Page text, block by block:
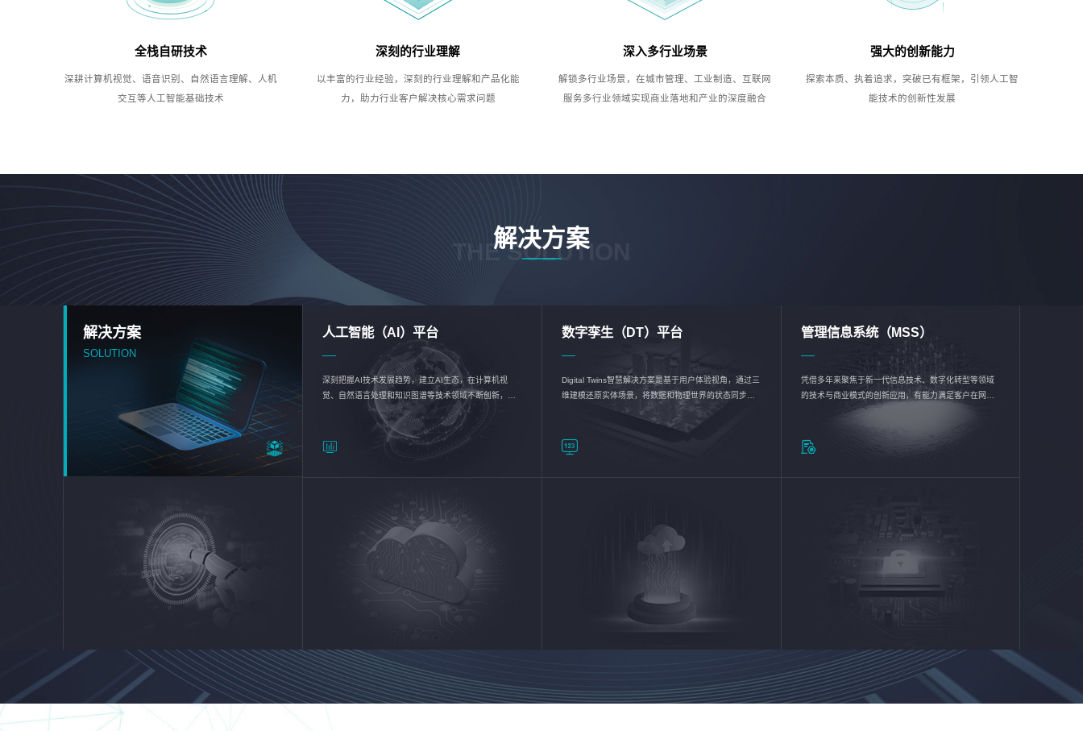
全栈自研技术
深耕计算机视觉、语音识别、自然语言理解、人机
交互等人工智能基础技术
深刻的行业理解
以丰富的行业经验，深刻的行业理解和产品化能
力，助力行业客户解决核心需求问题
深入多行业场景
解锁多行业场景，在城市管理、工业制造、互联网
服务多行业领域实现商业落地和产业的深度融合
强大的创新能力
探索本质、执着追求，突破已有框架，引领人工智
能技术的创新性发展
解决方案
THE SOLUTION
解决方案
SOLUTION
人工智能（AI）平台
深刻把握AI技术发展趋势，建立AI生态，在计算机视
觉、自然语言处理和知识图谱等技术领域不断创新，持
续优化企业数智化转型加速器—AlphaMind®AI能力开放
数字孪生（DT）平台
Digital Twins智慧解决方案是基于用户体验视角，通过三
维建模还原实体场景，将数据和物理世界的状态同步呈
现，使用户对关键数据有更直观的感受，推动各行业完
成智能化转型，实现新旧动能的转换
管理信息系统（MSS）
凭借多年来聚焦于新一代信息技术、数字化转型等领域
的技术与商业模式的创新应用，有能力满足客户在网络
优化、运营维护和信息安全防护等方面的需求，为客户